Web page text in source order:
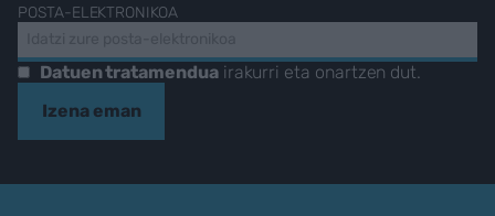
POSTA-ELEKTRONIKOA
Datuen tratamenduairakurri eta onartzen dut.
Izena eman